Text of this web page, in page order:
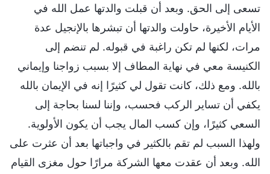
تسعى إلى الحق. وبعد أن قبلت والدتها عمل الله في
الأيام الأخيرة، حاولت والدتها أن تبشرها بالإنجيل عدة
مرات، لكنها لم تكن راغبة في قبوله. لم تنضم إلى
الكنيسة معي في نهاية المطاف إلا بسبب زواجنا وإيماني
بالله. ومع ذلك، كانت تقول لي كثيرًا إنه في الإيمان بالله
يكفي أن تساير الركب فحسب، وإننا لسنا بحاجة إلى
السعي كثيرًا، وإن كسب المال يجب أن يكون الأولوية.
ولهذا السبب لم تقم بالكثير في واجباتها بعد أن عثرت على
الله. وبعد أن عقدت معها الشركة مرارًا حول مغزى القيام